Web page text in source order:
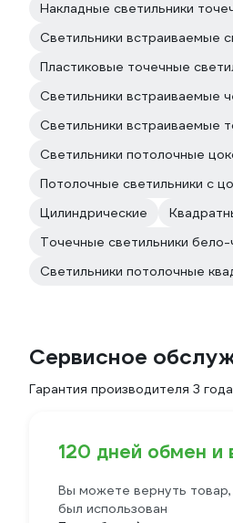
Накладные светильники
Светильники встраиваемые
Пластиковые точечные
Светильники встраиваемые
Светильники встраиваемые
Светильники потолочные
Потолочные светильники с
Цилиндрические
Точечные светильники
Светильники потолочные
Сервисное
Гарантия производителя 3 года
120 дней обмен и
Вы можете вернуть
был использован